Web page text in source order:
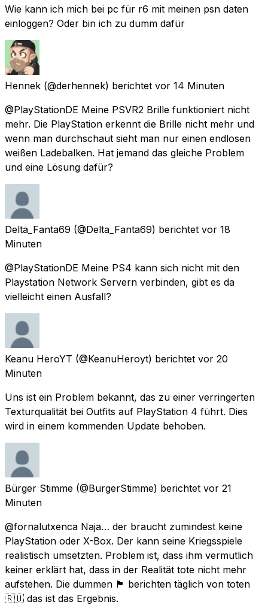
Wie kann ich mich bei pc für r6 mit meinen psn daten
einloggen? Oder bin ich zu dumm dafür
Hennek (@derhennek) berichtet vor 14 Minuten
@PlayStationDE Meine PSVR2 Brille funktioniert nicht
mehr. Die PlayStation erkennt die Brille nicht mehr und
wenn man durchschaut sieht man nur einen endlosen
weißen Ladebalken. Hat jemand das gleiche Problem
und eine Lösung dafür?
Delta_Fanta69 (@Delta_Fanta69) berichtet vor 18
Minuten
@PlayStationDE Meine PS4 kann sich nicht mit den
Playstation Network Servern verbinden, gibt es da
vielleicht einen Ausfall?
Keanu HeroYT (@KeanuHeroyt) berichtet vor 20
Minuten
Uns ist ein Problem bekannt, das zu einer verringerten
Texturqualität bei Outfits auf PlayStation 4 führt. Dies
wird in einem kommenden Update behoben.
Bürger Stimme (@BurgerStimme) berichtet vor 21
Minuten
@fornalutxenca Naja… der braucht zumindest keine
PlayStation oder X-Box. Der kann seine Kriegsspiele
realistisch umsetzten. Problem ist, dass ihm vermutlich
keiner erklärt hat, dass in der Realität tote nicht mehr
aufstehen. Die dummen 🏴󠁧󠁢󠁥󠁮󠁧󠁿 berichten täglich von toten
🇷🇺 das ist das Ergebnis.